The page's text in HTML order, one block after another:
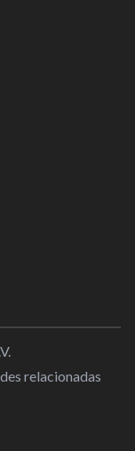
relacionadas